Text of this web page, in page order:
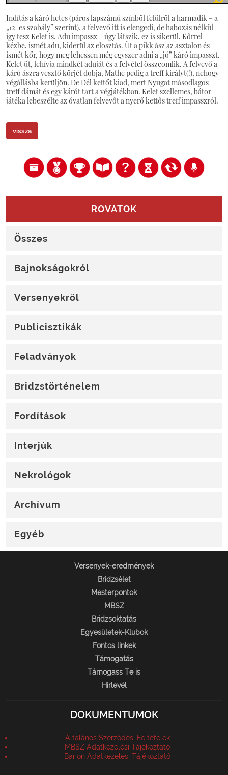
Indítás a káró hetes (páros lapszámú színből felülről a harmadik – a
„12-es szabály” szerint), a felvevő itt is elengedi, de habozás nélkül
így tesz Kelet is. Adu impassz – úgy látszik, ez is sikerül. Kőrrel
kézbe, ismét adu, kiderül az elosztás. Üt a pikk ász az asztalon és
ismét kőr, hogy meg lehessen még egyszer adni a „jó” káró impasszt.
Kelet üt, lehívja mindkét aduját és a felvétel összeomlik. A felvevő a
káró ászra vesztő kőrjét dobja, Mathe pedig a treff királyt(!), nehogy
végállásba kerüljön. De Dél kettőt kiad, mert Nyugat másodlagos
treff dámát és egy kárót tart a végjátékban. Kelet szellemes, bátor
játéka lebeszélte az óvatlan felvevőt a nyerő kettős treff impasszról.
vissza
ROVATOK
Összes
Bajnokságokról
Versenyekről
Publicisztikák
Feladványok
Bridzstörténelem
Fordítások
Interjúk
Nekrológok
Archívum
Egyéb
Versenyek-eredmények
Bridzsélet
Mesterpontok
MBSZ
Bridzsoktatás
Egyesületek-Klubok
Fontos linkek
Támogatás
Támogass Te is
Hírlevél
DOKUMENTUMOK
Általános Szerződési Feltételek
MBSZ Adatkezelési Tájékoztató
Barion Adatkezelési Tájékoztató